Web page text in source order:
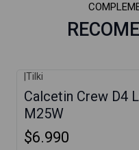
|Tilki
Calcetin Crew D4
M25W
$6.990